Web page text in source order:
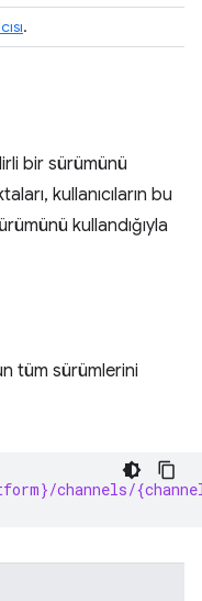
.
bir sürümünü
kullanıcıların bu
kullandığıyla
tüm sürümlerini
channels/